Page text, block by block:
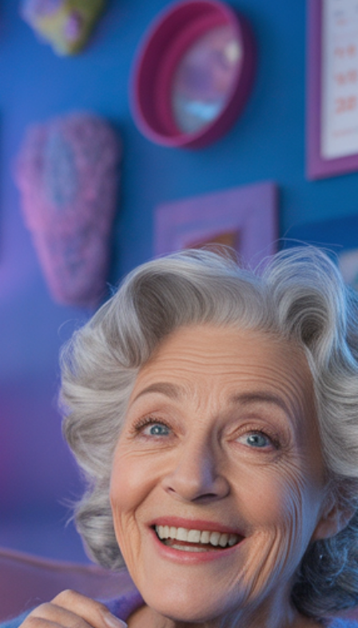
FISIOTERAPIA ORTOPÉDICA
Dores no joelho: Causas e
Soluções Com Fisioterapia
A fisioterapia ortopédica alivia dores no joelho e previne
lesões crônicas como condromalácia.